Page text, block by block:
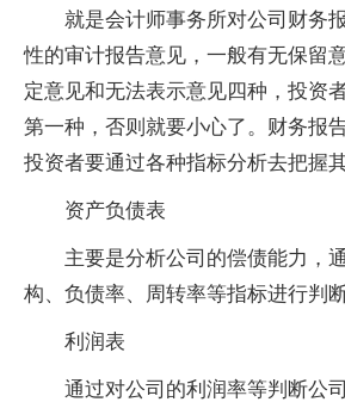
就是会计师事务所对公司财务
性的审计报告意见，一般有无保留
定意见和无法表示意见四种，投资
第一种，否则就要小心了。财务报
投资者要通过各种指标分析去把握
资产负债表
主要是分析公司的偿债能力，
构、负债率、周转率等指标进行判断
利润表
通过对公司的利润率等判断公